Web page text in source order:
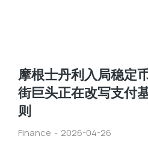
摩根士丹利入局稳定
街巨头正在改写支付
则
Finance 2026-04-26